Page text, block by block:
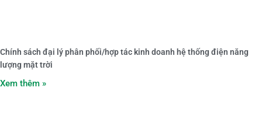
Chính sách đại lý phân phối/hợp tác kinh doanh hệ thống điện năng
lượng mặt trời
Xem thêm »